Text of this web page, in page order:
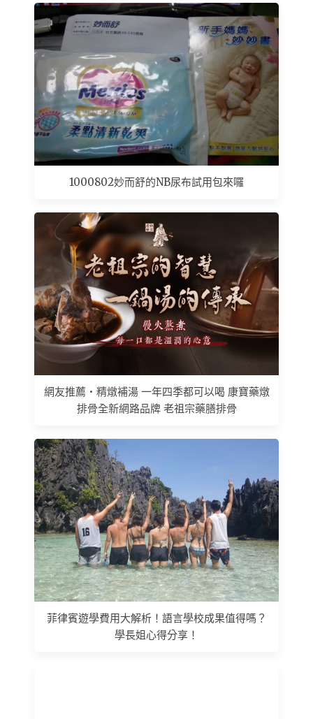
1000802妙而舒的NB尿布試用包來囉
網友推薦 • 精燉補湯 一年四季都可以喝 康寶藥燉
排骨全新網路品牌 老祖宗藥膳排骨
菲律賓遊學費用大解析！語言學校成果值得嗎？
學長姐心得分享！